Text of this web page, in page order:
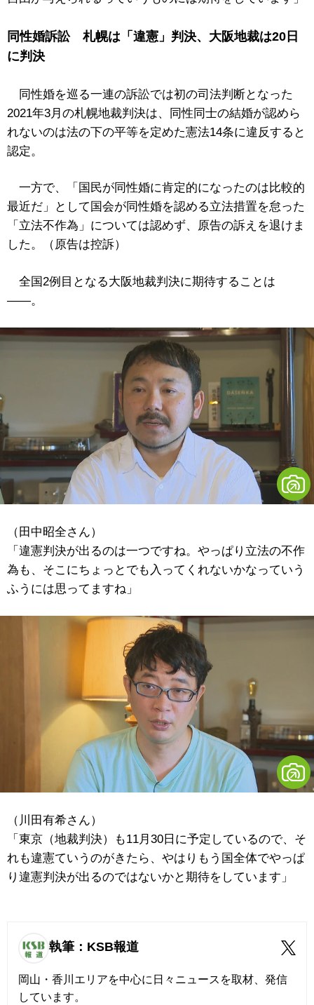
同性婚訴訟 札幌は「違憲」判決、大阪地裁は20日
に判決
同性婚を巡る一連の訴訟では初の司法判断となった
2021年3月の札幌地裁判決は、同性同士の結婚が認めら
れないのは法の下の平等を定めた憲法14条に違反すると
認定。
一方で、「国民が同性婚に肯定的になったのは比較的
最近だ」として国会が同性婚を認める立法措置を怠った
「立法不作為」については認めず、原告の訴えを退けま
した。（原告は控訴）
全国2例目となる大阪地裁判決に期待することは
――。
（田中昭全さん）
「違憲判決が出るのは一つですね。やっぱり立法の不作
為も、そこにちょっとでも入ってくれないかなっていう
ふうには思ってますね」
（川田有希さん）
「東京（地裁判決）も11月30日に予定しているので、そ
れも違憲ていうのがきたら、やはりもう国全体でやっぱ
り違憲判決が出るのではないかと期待をしています」
執筆：KSB報道
岡山・香川エリアを中心に日々ニュースを取材、発信
しています。